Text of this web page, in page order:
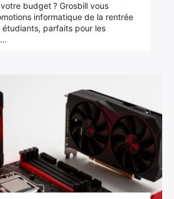
budget ? Grosbill vous
informatique de la rentrée
parfaits pour les